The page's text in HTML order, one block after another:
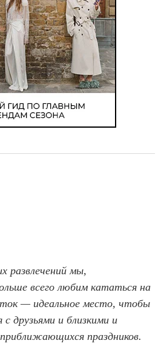
развлечений мы,
всего любим кататься на
— идеальное место, чтобы
с друзьями и близкими и
праздников.